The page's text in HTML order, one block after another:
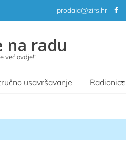
prodaja@zirs.hr
na radu
već ovdje!“
usavršavanje Radionice